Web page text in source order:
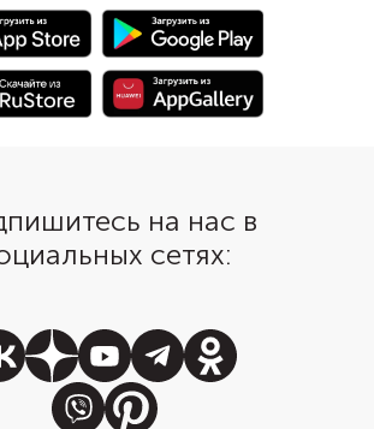
фарша
водой и
можно
моркови
вариантом будет
или картофельное
нашем рецепте мы
диетический вариант
обжарки и лишних
на нас в
сетях: